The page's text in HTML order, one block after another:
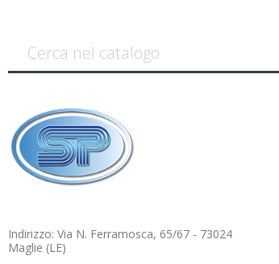
Indirizzo: Via N. Ferramosca, 65/67 - 73024
Maglie (LE)